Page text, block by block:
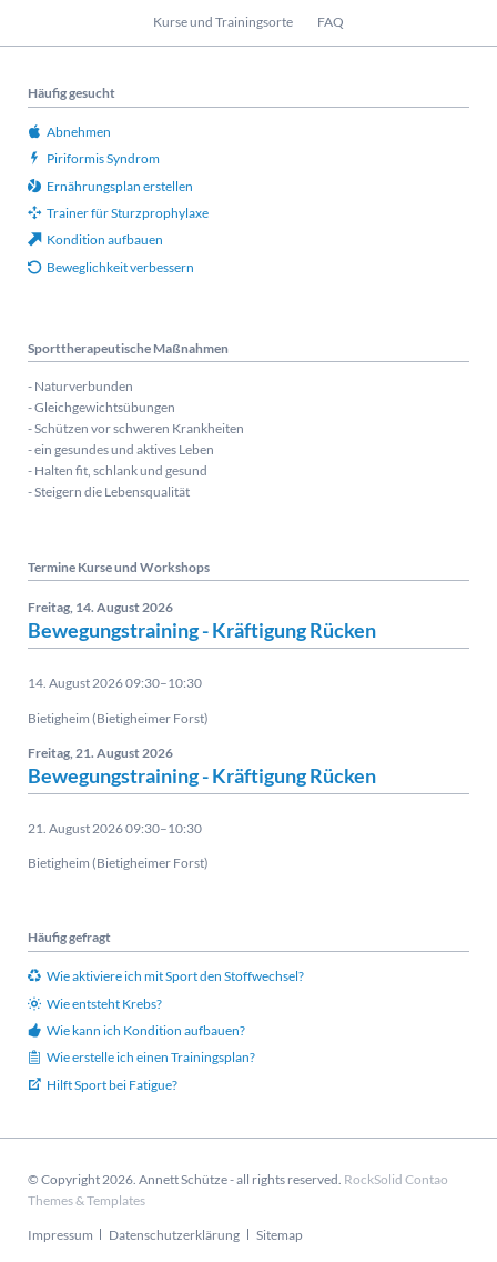
Kurse und Trainingsorte FAQ
Häufig gesucht
Abnehmen
Piriformis Syndrom
Ernährungsplan erstellen
Trainer für Sturzprophylaxe
Kondition aufbauen
Beweglichkeit verbessern
Sporttherapeutische Maßnahmen
- Naturverbunden
- Gleichgewichtsübungen
- Schützen vor schweren Krankheiten
- ein gesundes und aktives Leben
- Halten fit, schlank und gesund
- Steigern die Lebensqualität
Termine Kurse und Workshops
Freitag, 14. August 2026
Bewegungstraining - Kräftigung Rücken
14. August 2026 09:30–10:30
Bietigheim (Bietigheimer Forst)
Freitag, 21. August 2026
Bewegungstraining - Kräftigung Rücken
21. August 2026 09:30–10:30
Bietigheim (Bietigheimer Forst)
Häufig gefragt
Wie aktiviere ich mit Sport den Stoffwechsel?
Wie entsteht Krebs?
Wie kann ich Kondition aufbauen?
Wie erstelle ich einen Trainingsplan?
Hilft Sport bei Fatigue?
© Copyright 2026. Annett Schütze - all rights reserved. RockSolid Contao
Themes & Templates
Navigation
Impressum Datenschutzerklärung Sitemap